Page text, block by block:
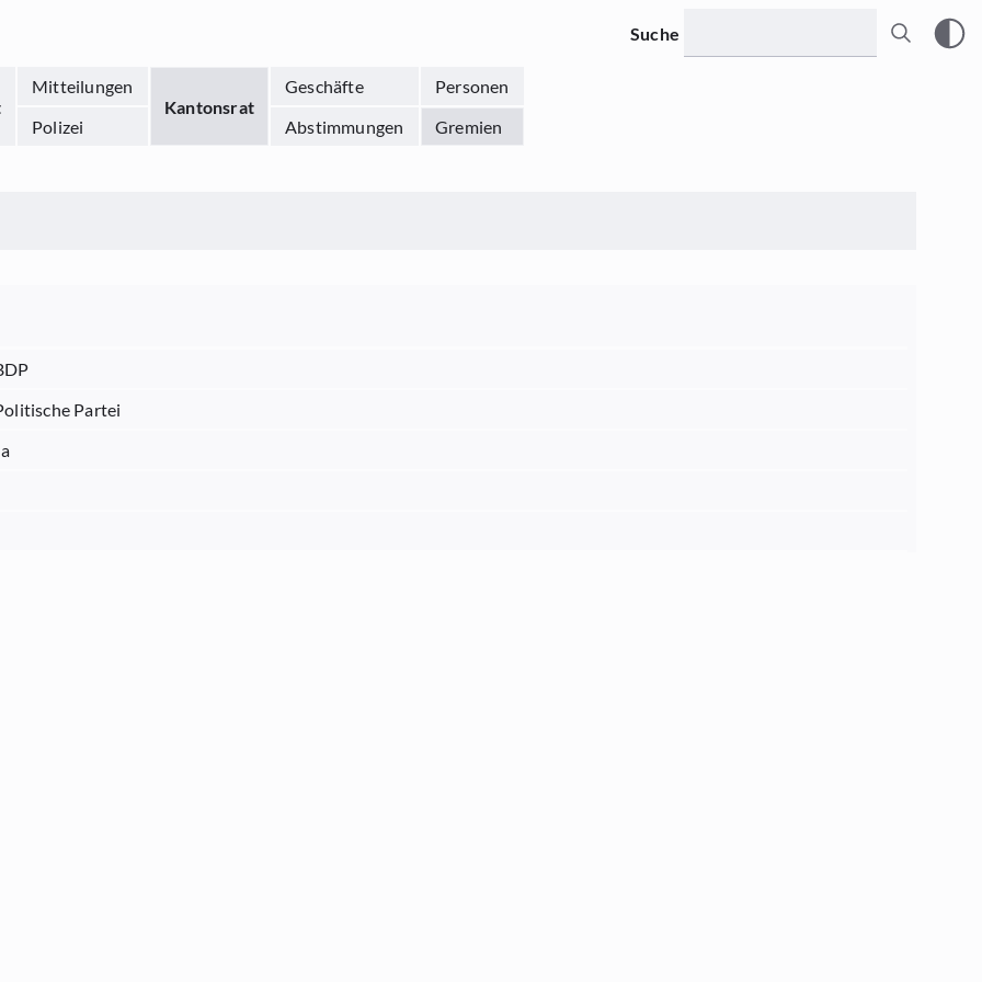
Mitteilungen
Kantonsrat
Geschäfte
Personen
Polizei
Abstimmungen Gremien
Suche
Partei